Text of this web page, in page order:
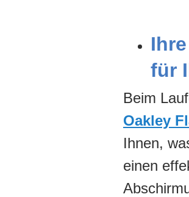
Ihre
für
Beim
Oakley
Ihnen,
einen